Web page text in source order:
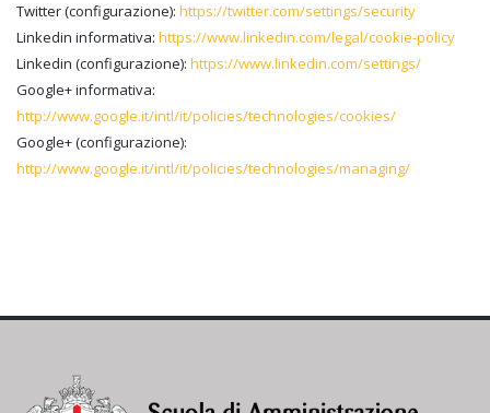
Twitter (configurazione): https://twitter.com/settings/security
Linkedin informativa: https://www.linkedin.com/legal/cookie-policy
Linkedin (configurazione): https://www.linkedin.com/settings/
Google+ informativa:
http://www.google.it/intl/it/policies/technologies/cookies/
Google+ (configurazione):
http://www.google.it/intl/it/policies/technologies/managing/